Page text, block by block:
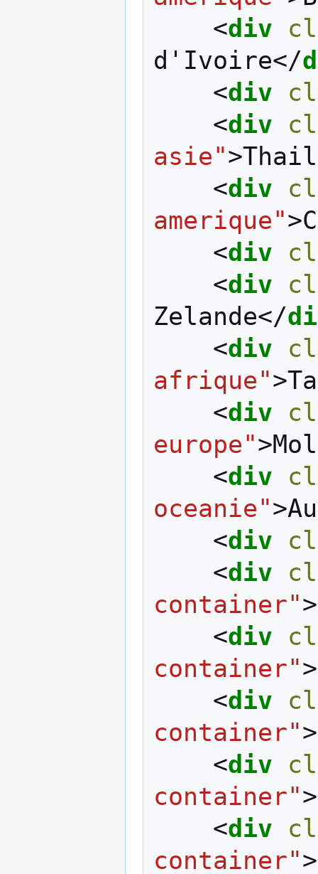
<div
d'Ivoire</
<div
<div
asie">
<div
amerique">
<div
<div
Zelande</
<div
afrique">
<div
europe">
<div
oceanie">
<div
<div
container"
<div
container"
<div
container"
<div
container"
<div
container"